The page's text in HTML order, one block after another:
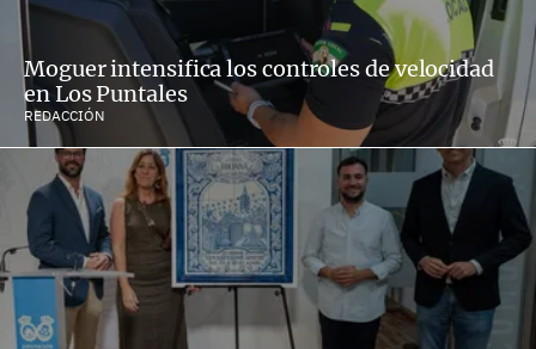
Moguer intensifica los controles de velocidad
en Los Puntales
REDACCIÓN